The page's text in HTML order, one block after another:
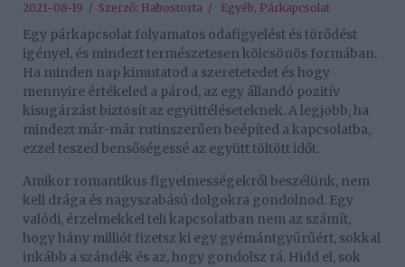
2021-08-19 / Szerző: Habostorta / Egyéb, Párkapcsolat
Egy párkapcsolat folyamatos odafigyelést és törődést
igényel, és mindezt természetesen kölcsönös formában.
Ha minden nap kimutatod a szeretetedet és hogy
mennyire értékeled a párod, az egy állandó pozitív
kisugárzást biztosít az együttéléseteknek. A legjobb, ha
mindezt már-már rutinszerűen beépíted a kapcsolatba,
ezzel teszed bensőségessé az együtt töltött időt.
Amikor romantikus figyelmességekről beszélünk, nem
kell drága és nagyszabású dolgokra gondolnod. Egy
valódi, érzelmekkel teli kapcsolatban nem az számít,
hogy hány milliót fizetsz ki egy gyémántgyűrűért, sokkal
inkább a szándék és az, hogy gondolsz rá. Hidd el, sok